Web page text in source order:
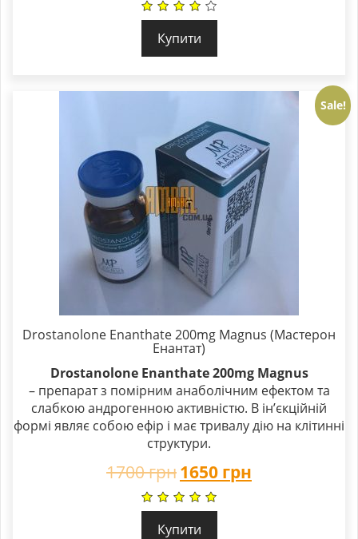
Купити
Sale!
Drostanolone Enanthate 200mg Magnus (Мастерон
Енантат)
Drostanolone Enanthate 200mg Magnus
– препарат з помірним анаболічним ефектом та
слабкою андрогенною активністю. В ін’єкційній
формі являє собою ефір і має тривалу дію на клітинні
структури.
1700грн1650 грн
Купити